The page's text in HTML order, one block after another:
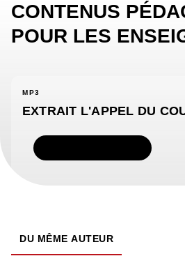
CONTENUS
POUR LES
MP3
EXTRAIT L'APPEL DU
DU MÊME AUTEUR